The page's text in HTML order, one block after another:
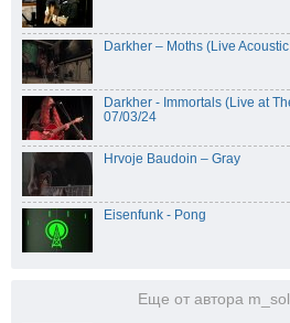
Darkher – Moths (Live
Darkher - Immortals (Live at
07/03/24
Hrvoje Baudoin – Gray
Eisenfunk - Pong
Еще от автора